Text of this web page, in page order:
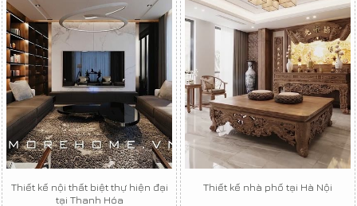
Thiết kế nội thất biệt thự hiện đại
tại Thanh Hóa
Thiết kế nhà phố tại Hà Nội